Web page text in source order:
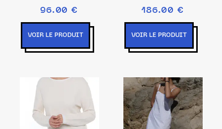
96.00 €
VOIR LE PRODUIT
186.00 €
VOIR LE PRODUIT